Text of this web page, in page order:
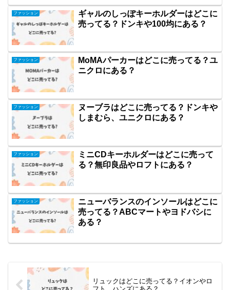
ファッション
ギャルのしっぽキーホルダーはどこに
売ってる？ドンキや100均にある？
ファッション
MoMAパーカーはどこに売ってる？ユ
ニクロにある？
ファッション
ヌーブラはどこに売ってる？ドンキや
しまむら、ユニクロにある？
ファッション
ミニCDキーホルダーはどこに売って
る？無印良品やロフトにある？
ファッション
ニューバランスのインソールはどこに
売ってる？ABCマートやヨドバシに
ある？
リュックはどこに売ってる？イオンやロ